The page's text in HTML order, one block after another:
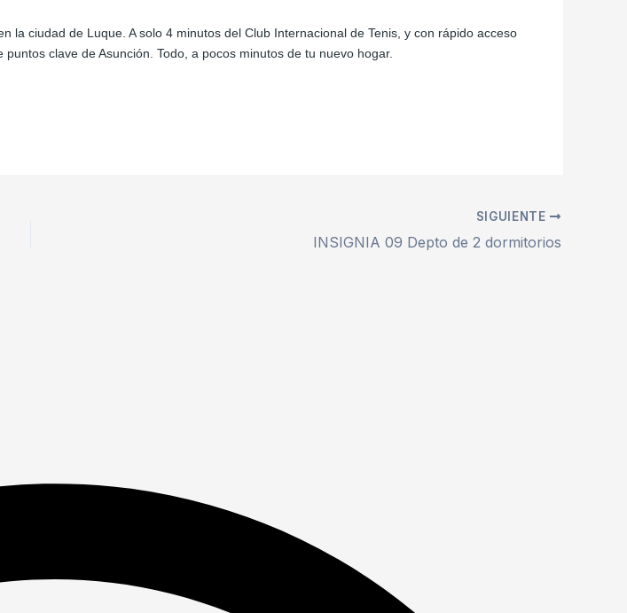
la ciudad de Luque. A solo 4 minutos del Club Internacional de Tenis, y con rápido acceso
clave de Asunción. Todo, a pocos minutos de tu nuevo hogar.
SIGUIENTE
INSIGNIA 09 Depto de 2 dormitorios